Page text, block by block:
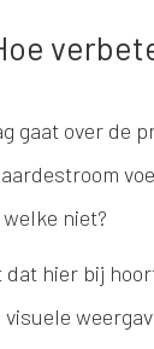
gaat over de
niet?
hier bij
visuele